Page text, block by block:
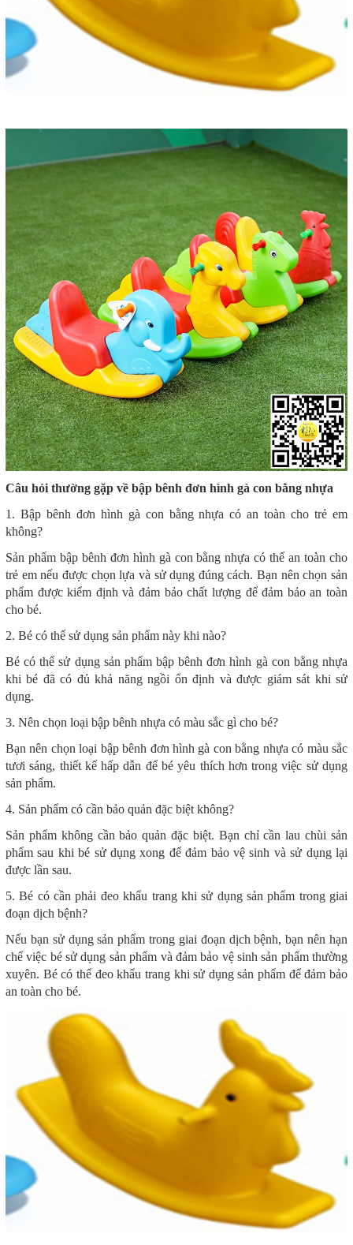
Câu hỏi thường gặp về bập bênh đơn hình gà con bằng nhựa
1. Bập bênh đơn hình gà con bằng nhựa có an toàn cho trẻ em
không?
Sản phẩm bập bênh đơn hình gà con bằng nhựa có thể an toàn cho
trẻ em nếu được chọn lựa và sử dụng đúng cách. Bạn nên chọn sản
phẩm được kiểm định và đảm bảo chất lượng để đảm bảo an toàn
cho bé.
2. Bé có thể sử dụng sản phẩm này khi nào?
Bé có thể sử dụng sản phẩm bập bênh đơn hình gà con bằng nhựa
khi bé đã có đủ khả năng ngồi ổn định và được giám sát khi sử
dụng.
3. Nên chọn loại bập bênh nhựa có màu sắc gì cho bé?
Bạn nên chọn loại bập bênh đơn hình gà con bằng nhựa có màu sắc
tươi sáng, thiết kế hấp dẫn để bé yêu thích hơn trong việc sử dụng
sản phẩm.
4. Sản phẩm có cần bảo quản đặc biệt không?
Sản phẩm không cần bảo quản đặc biệt. Bạn chỉ cần lau chùi sản
phẩm sau khi bé sử dụng xong để đảm bảo vệ sinh và sử dụng lại
được lần sau.
5. Bé có cần phải đeo khẩu trang khi sử dụng sản phẩm trong giai
đoạn dịch bệnh?
Nếu bạn sử dụng sản phẩm trong giai đoạn dịch bệnh, bạn nên hạn
chế việc bé sử dụng sản phẩm và đảm bảo vệ sinh sản phẩm thường
xuyên. Bé có thể đeo khẩu trang khi sử dụng sản phẩm để đảm bảo
an toàn cho bé.